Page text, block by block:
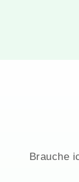
Brauche